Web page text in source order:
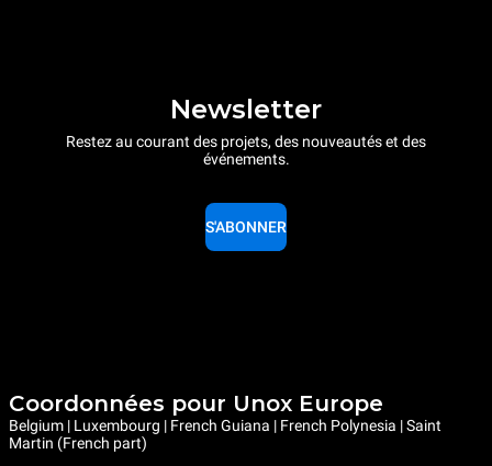
Newsletter
Restez au courant des projets, des nouveautés et des
événements.
S'ABONNER
Coordonnées pour Unox Europe
Belgium | Luxembourg | French Guiana | French Polynesia | Saint
Martin (French part)